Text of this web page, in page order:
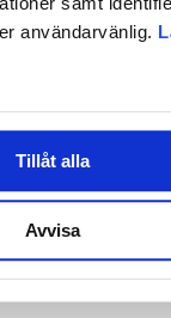
användarvänlig.
Tillåt alla
Avvisa